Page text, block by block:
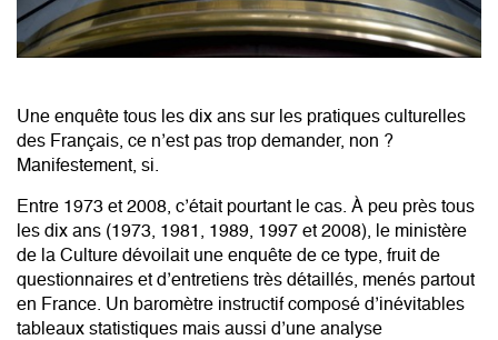
Une enquête tous les dix ans sur les pratiques culturelles
des Français, ce n’est pas trop demander, non ?
Manifestement, si.
Entre 1973 et 2008, c’était pourtant le cas. À peu près tous
les dix ans (1973, 1981, 1989, 1997 et 2008), le ministère
de la Culture dévoilait une enquête de ce type, fruit de
questionnaires et d’entretiens très détaillés, menés partout
en France. Un baromètre instructif composé d’inévitables
tableaux statistiques mais aussi d’une analyse